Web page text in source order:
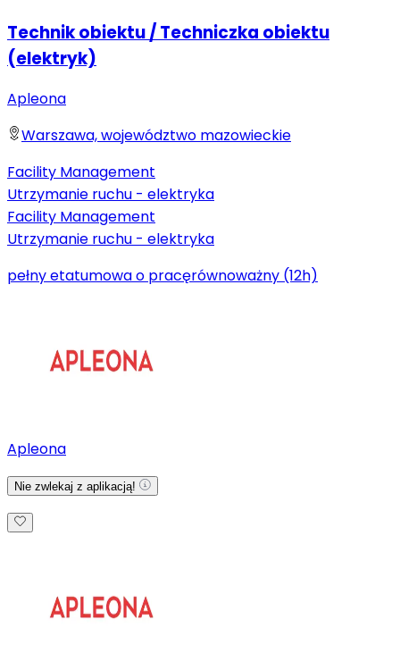
Technik obiektu / Techniczka obiektu
(elektryk)
Apleona
Warszawa, województwo mazowieckie
Facility Management
Utrzymanie ruchu - elektryka
Facility Management
Utrzymanie ruchu - elektryka
pełny etatumowa o pracęrównoważny (12h)
Apleona
Nie zwlekaj z aplikacją!